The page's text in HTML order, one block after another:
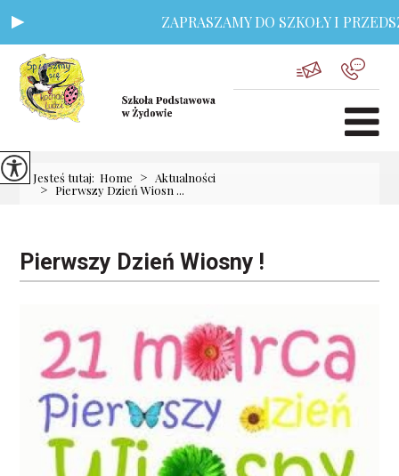
ZAPRASZAMY DO SZKOŁY I
Jesteś tutaj: Home > Aktualności
> Pierwszy Dzień Wiosn ...
Pierwszy Dzień Wiosny !